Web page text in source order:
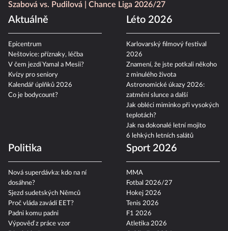
Szabová vs. Pudilová
Chance Liga 2026/27
Aktuálně
Epicentrum
Neštovice: příznaky, léčba
V čem jezdí Yamal a Mesii?
Kvízy pro seniory
Kalendář úplňků 2026
Co je bodycount?
Léto 2026
Karlovarský filmový festival
2026
Znamení, že jste potkali někoho
z minulého života
Astronomické úkazy 2026:
zatmění slunce a další
Jak obléci miminko při vysokých
teplotách?
Jak na dokonalé letní mojito
6 lehkých letních salátů
Politika
Nová superdávka: kdo na ní
dosáhne?
Sjezd sudetských Němců
Proč vláda zavádí EET?
Padni komu padni
Výpověď z práce vzor
Sport 2026
MMA
Fotbal 2026/27
Hokej 2026
Tenis 2026
F1 2026
Atletika 2026